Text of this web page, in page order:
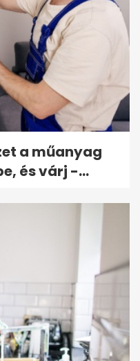
a műanyag
és várj -...